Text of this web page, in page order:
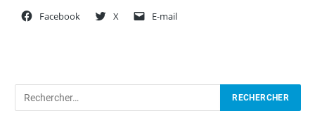
Facebook X E-mail